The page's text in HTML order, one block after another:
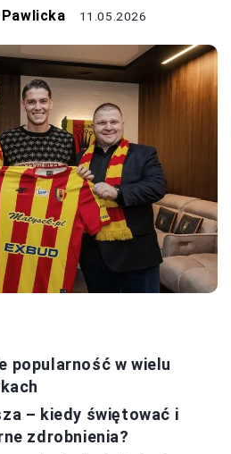
11.05.2026
popularność w wielu
– kiedy świętować i
zdrobnienia?